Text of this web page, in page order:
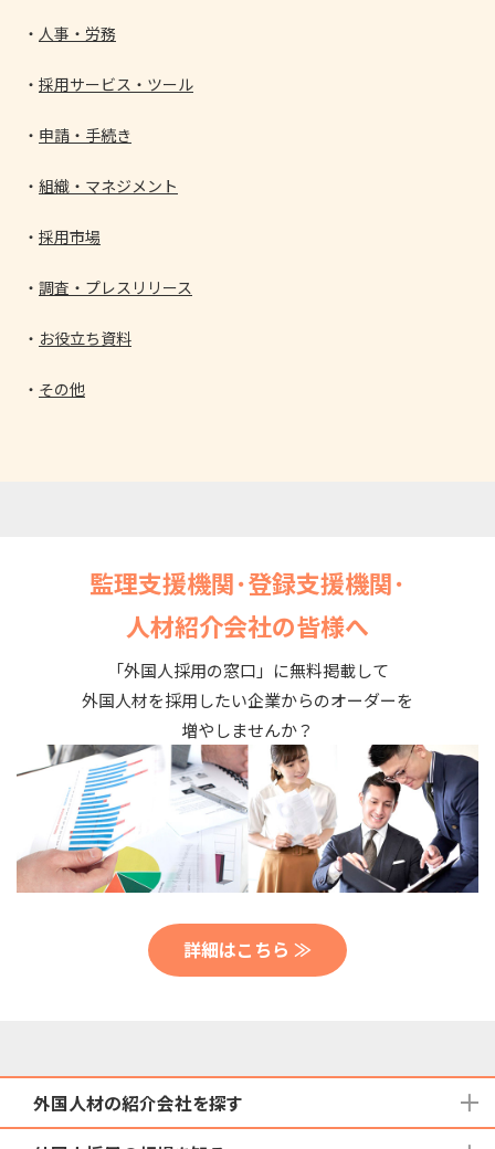
人事・労務
採用サービス・ツール
申請・手続き
組織・マネジメント
採用市場
調査・プレスリリース
お役立ち資料
その他
監理支援機関･登録支援機関･
人材紹介会社の皆様へ
「外国人採用の窓口」に無料掲載して
外国人材を採用したい企業からのオーダーを
増やしませんか？
詳細はこちら ≫
外国人材の紹介会社を探す